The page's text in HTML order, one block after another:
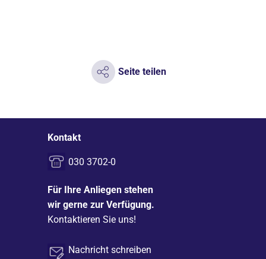
Seite teilen
Kontakt
030 3702-0
Für Ihre Anliegen stehen
wir gerne zur Verfügung.
Kontaktieren Sie uns!
Nachricht schreiben